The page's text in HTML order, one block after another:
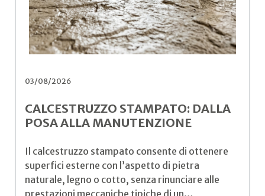
03/08/2026
CALCESTRUZZO STAMPATO: DALLA
POSA ALLA MANUTENZIONE
Il calcestruzzo stampato consente di ottenere
superfici esterne con l’aspetto di pietra
naturale, legno o cotto, senza rinunciare alle
prestazioni meccaniche tipiche di un…